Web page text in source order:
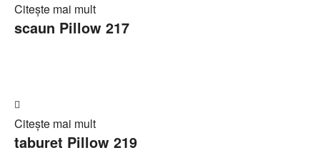
în
Cerere
Citește mai mult
scaun Pillow 217
în
Cerere
Citește mai mult
taburet Pillow 219